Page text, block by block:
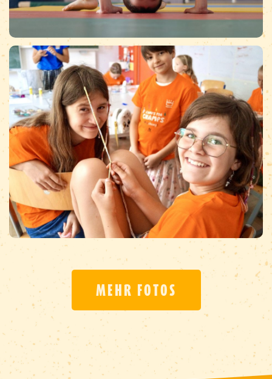
MEHR FOTOS